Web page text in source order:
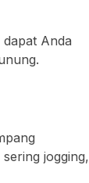
Anda
jogging,